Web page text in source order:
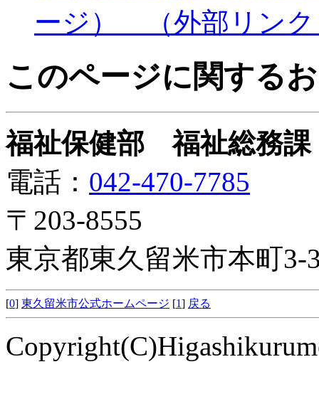
ージ）
（外部リンク
このページに関する
福祉保健部 福祉総務
電話： 042-470-7785
〒203-8555
東京都東久留米市本町3-
[0] 東久留米市公式ホームページ [1] 戻る